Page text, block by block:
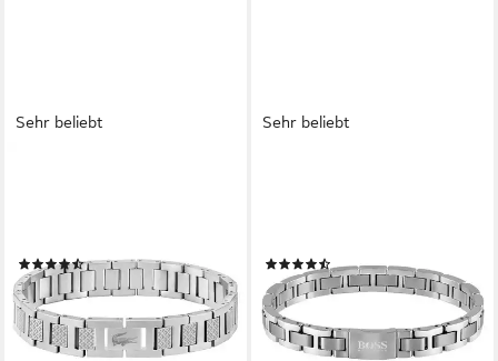
Sehr beliebt
(122)
ab 89,00 €
lieferbar - in 1-2 Werktagen bei dir
Sehr beliebt
(49)
109,00 €
lieferbar - in 1-2 Werktagen bei dir